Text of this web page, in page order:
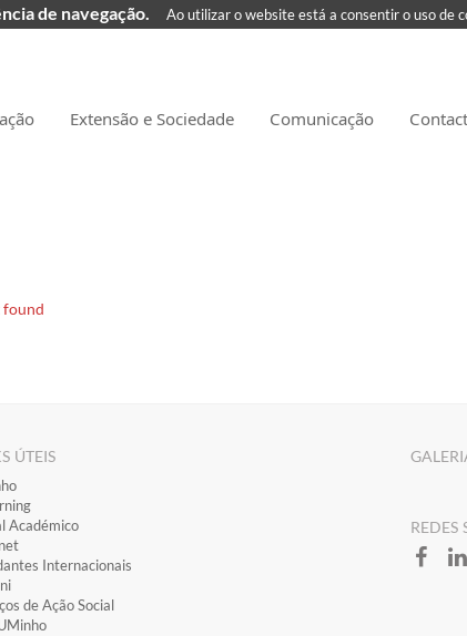
Extensão e Sociedade Comunicação
found
ÚTEIS
Académico
Inter​​nacionais
de Ação Social
​REDES
de navegação. Ao utilizar o website está a consentir o uso de